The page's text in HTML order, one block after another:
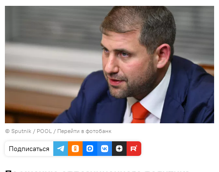
© Sputnik / POOL / Перейти в фотобанк
Подписаться